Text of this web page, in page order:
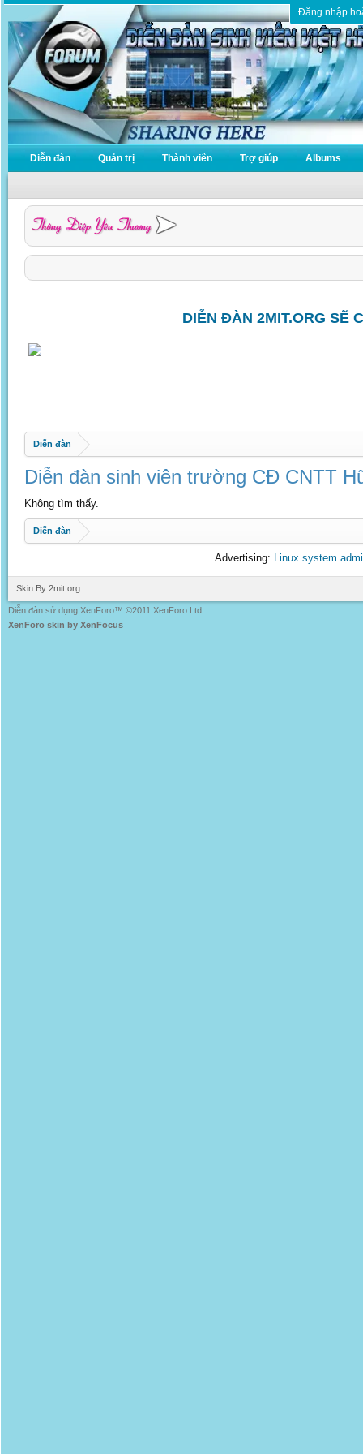
Đăng nhập
Diễn đàn Quản trị Thành viên Trợ giúp Albums
DIỄN ĐÀN 2MIT.ORG SẼ
Diễn đàn
Diễn đàn sinh viên trường CĐ CNTT
Không tìm thấy.
Diễn đàn
Advertising: Linux system
Skin By 2mit.org
Diễn đàn sử dụng XenForo™ ©2011 XenForo Ltd.
XenForo skin by XenFocus